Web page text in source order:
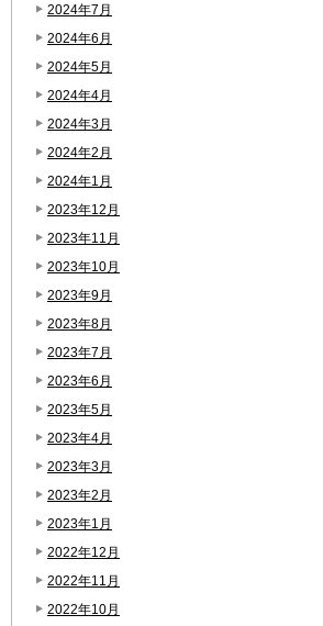
2024年7月
2024年6月
2024年5月
2024年4月
2024年3月
2024年2月
2024年1月
2023年12月
2023年11月
2023年10月
2023年9月
2023年8月
2023年7月
2023年6月
2023年5月
2023年4月
2023年3月
2023年2月
2023年1月
2022年12月
2022年11月
2022年10月